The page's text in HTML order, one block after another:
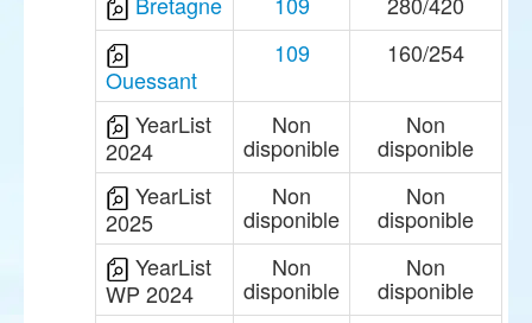
Ouessant
109 160/254
YearList
2024
Non
disponible
Non
disponible
YearList
2025
Non
disponible
Non
disponible
YearList
WP 2024
Non
disponible
Non
disponible